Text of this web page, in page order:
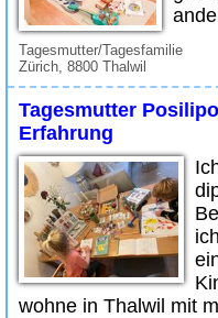
Tagesmutter/Tagesfamilie
Zürich, 8800 Thalwil
Tagesmutter
Erfahrung
wohne in Thalwil mit